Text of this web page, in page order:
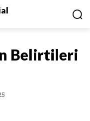
Belirtileri